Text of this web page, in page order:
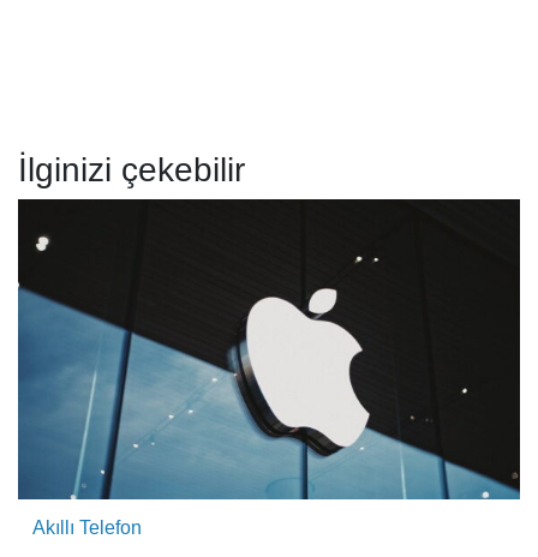
İlginizi çekebilir
Akıllı Telefon